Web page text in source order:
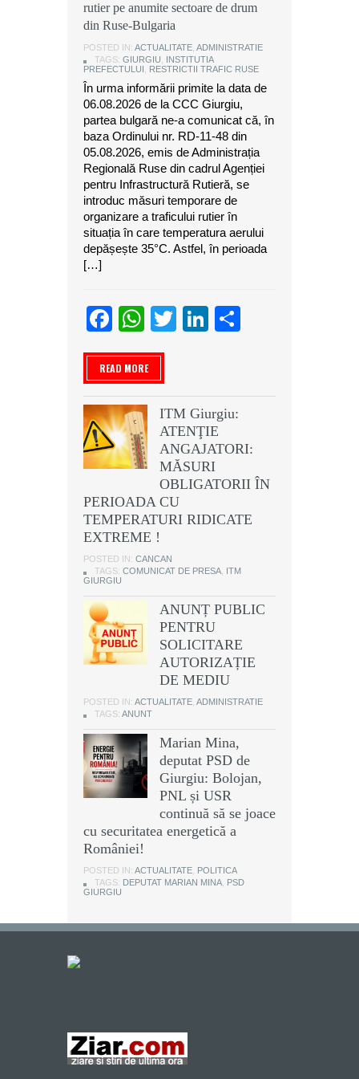
rutier pe anumite sectoare de drum
din Ruse-Bulgaria
POSTED IN: ACTUALITATE ADMINISTRATIE
TAGS: GIURGIU
INSTITUTIA
PREFECTULUI
RESTRICTII TRAFIC RUSE
În urma informării primite la data de
06.08.2026 de la CCC Giurgiu,
partea bulgară ne-a comunicat că, în
baza Ordinului nr. RD-11-48 din
05.08.2026, emis de Administrația
Regională Ruse din cadrul Agenției
pentru Infrastructură Rutieră, se
introduc măsuri temporare de
organizare a traficului rutier în
situația în care temperatura aerului
depășește 35°C. Astfel, în perioada
[…]
Facebook
WhatsApp
TwitterLinkedIn
READ MORE
ITM Giurgiu:
ATENŢIE
ANGAJATORI:
MĂSURI
OBLIGATORII ÎN
PERIOADA CU
TEMPERATURI RIDICATE
EXTREME !
POSTED IN: CANCAN
TAGS: COMUNICAT DE PRESA ITM
GIURGIU
ANUNȚ PUBLIC
PENTRU
SOLICITARE
AUTORIZAȚIE
DE MEDIU
POSTED IN: ACTUALITATE ADMINISTRATIE
TAGS: ANUNT
Marian Mina,
deputat PSD de
Giurgiu: Bolojan,
PNL și USR
continuă să se joace
cu securitatea energetică a
României!
POSTED IN: ACTUALITATE POLITICA
TAGS: DEPUTAT MARIAN MINA PSD
GIURGIU